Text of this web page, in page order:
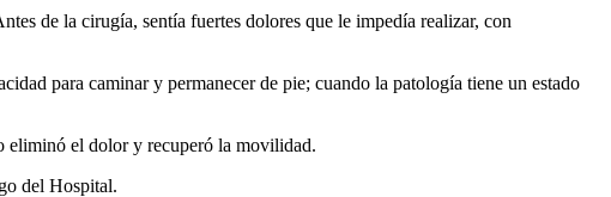
de la cirugía, sentía fuertes dolores que le impedía realizar, con
para caminar y permanecer de pie; cuando la patología tiene un estado
eliminó el dolor y recuperó la movilidad.
del Hospital.